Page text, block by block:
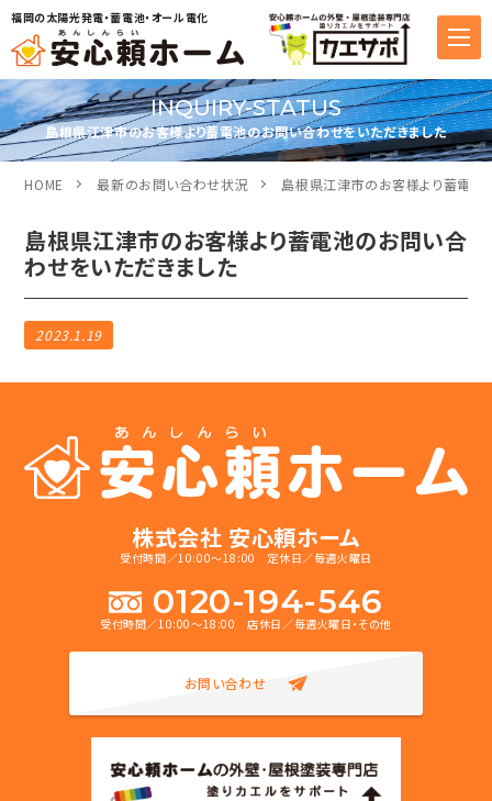
福岡の太陽光発電・蓄電池・オール電化
INQUIRY-STATUS
島根県江津市のお客様より蓄電池のお問い合わせをいただきました
HOME 最新のお問い合わせ状況 島根県江津市のお客様より蓄電池
島根県江津市のお客様より蓄電池のお問い合
わせをいただきました
2023.1.19
株式会社 安心頼ホーム
受付時間／10:00～18:00 定休日／毎週火曜日
0120-194-546
受付時間／10:00～18:00 店休日／毎週火曜日・その他
お問い合わせ